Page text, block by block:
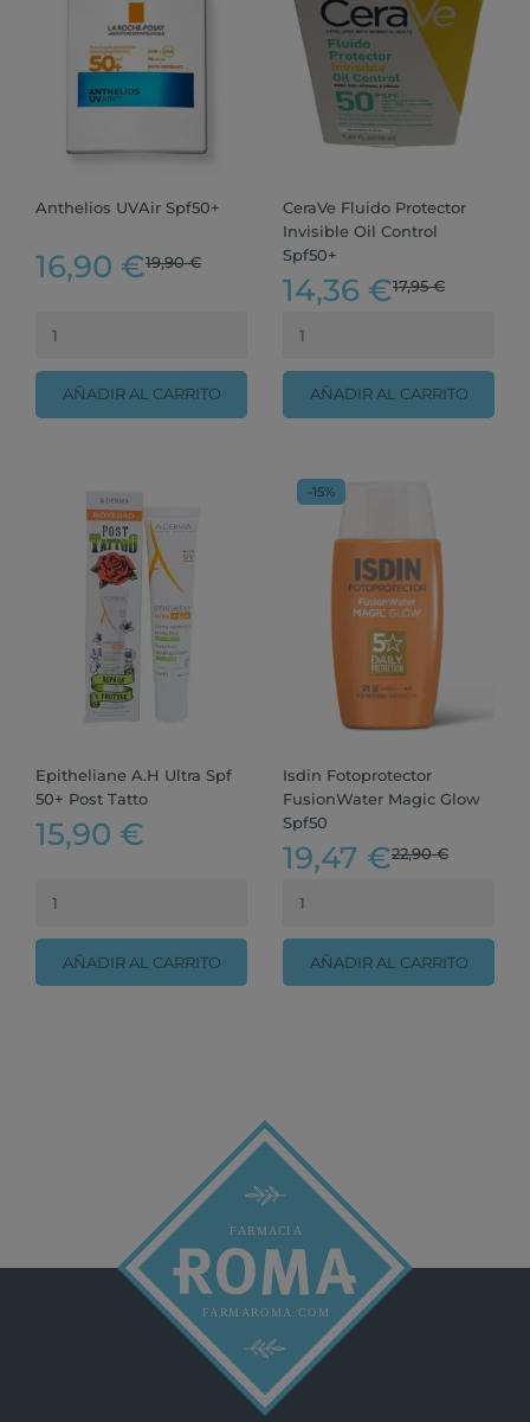
Anthelios UVAir Spf50+
16,90 €19,90 €
AÑADIR AL CARRITO
CeraVe Fluido Protector
Invisible Oil Control
Spf50+
14,36 €17,95 €
AÑADIR AL CARRITO
Epitheliane A.H Ultra Spf
50+ Post Tatto
15,90 €
AÑADIR AL CARRITO
Isdin Fotoprotector
FusionWater Magic Glow
Spf50
19,47 €22,90 €
AÑADIR AL CARRITO
-15%